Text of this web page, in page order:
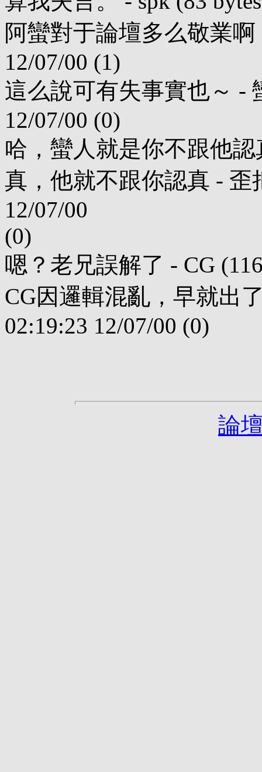
阿蠻對于論壇多么敬業啊
12/07/00 (1)
這么說可有失事實也～ -
12/07/00 (0)
哈，蠻人就是你不跟他
真，他就不跟你認真 - 歪
12/07/00
(0)
嗯？老兄誤解了 - CG
CG因邏輯混亂，早就出
02:19:23 12/07/00 (0)
論